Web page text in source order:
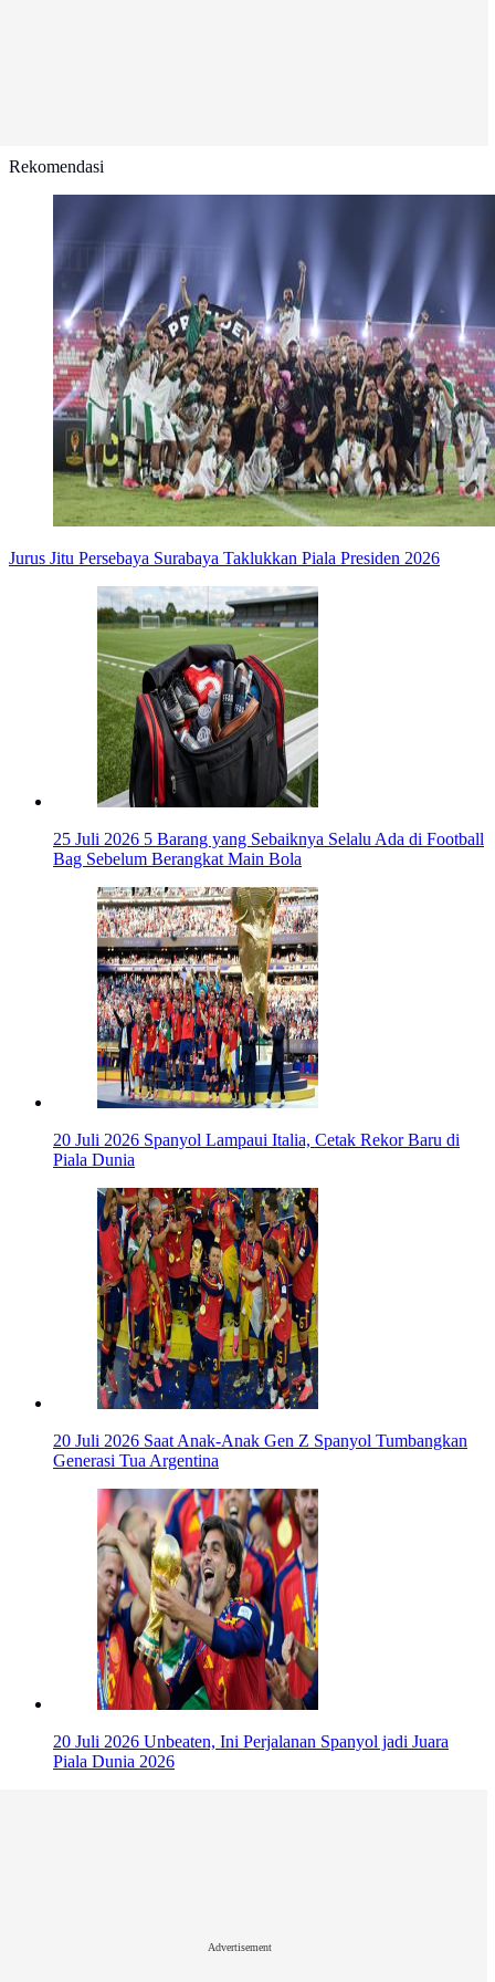
Rekomendasi
Jurus Jitu Persebaya Surabaya Taklukkan Piala Presiden 2026
25 Juli 2026 5 Barang yang Sebaiknya Selalu Ada di Football
Bag Sebelum Berangkat Main Bola
20 Juli 2026 Spanyol Lampaui Italia, Cetak Rekor Baru di
Piala Dunia
20 Juli 2026 Saat Anak-Anak Gen Z Spanyol Tumbangkan
Generasi Tua Argentina
20 Juli 2026 Unbeaten, Ini Perjalanan Spanyol jadi Juara
Piala Dunia 2026
Advertisement